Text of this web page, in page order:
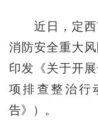
近日，定西
消防安全重大
印发《关于开
项排查整治行
告》）。